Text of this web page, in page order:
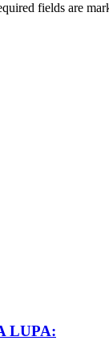
fields are
LUPA: